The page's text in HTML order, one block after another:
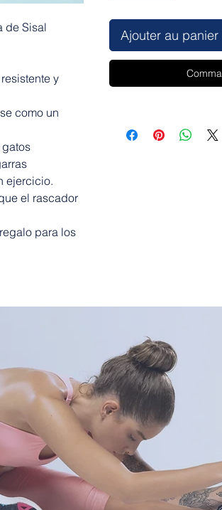
de Sisal
y
como un
ejercicio.
el rascador
para los
Ajouter au panier